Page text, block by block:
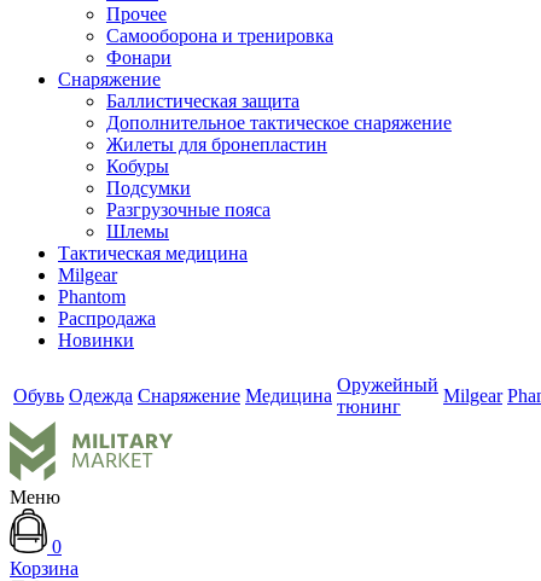
Прочее
Самооборона и тренировка
Фонари
Снаряжение
Баллистическая защита
Дополнительное тактическое снаряжение
Жилеты для бронепластин
Кобуры
Подсумки
Разгрузочные пояса
Шлемы
Тактическая медицина
Milgear
Phantom
Распродажа
Новинки
Обувь Одежда Снаряжение Медицина
Оружейный
тюнинг
Milgear
Меню
0
Корзина